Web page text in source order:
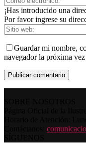
¡Has introducido una
Por favor ingrese su
Guardar mi nombre,
navegador la próxima